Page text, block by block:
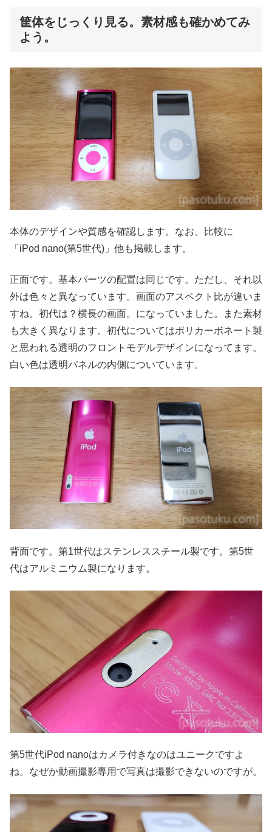
筐体をじっくり見る。素材感も確かめてみ
よう。
本体のデザインや質感を確認します。なお、比較に
「iPod nano(第5世代)」他も掲載します。
正面です。基本パーツの配置は同じです。ただし、それ以
外は色々と異なっています。画面のアスペクト比が違いま
すね。初代は？横長の画面。になっていました。また素材
も大きく異なります。初代についてはポリカーボネート製
と思われる透明のフロントモデルデザインになってます。
白い色は透明パネルの内側についています。
背面です。第1世代はステンレススチール製です。第5世
代はアルミニウム製になります。
第5世代iPod nanoはカメラ付きなのはユニークですよ
ね。なぜか動画撮影専用で写真は撮影できないのですが。